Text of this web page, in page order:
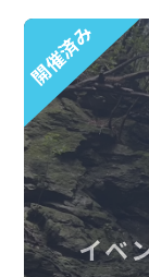
開催済み
イベ